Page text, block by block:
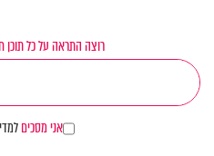
רוצה התראה על כל
אני מסכים